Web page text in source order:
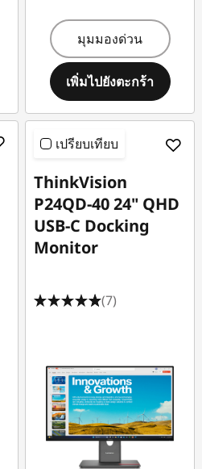
มุมมองด่วน
เพิ่มไปยังตะกร้า
เปรียบเทียบ
ThinkVision
P24QD-40 24" QHD
USB-C Docking
Monitor
(7)